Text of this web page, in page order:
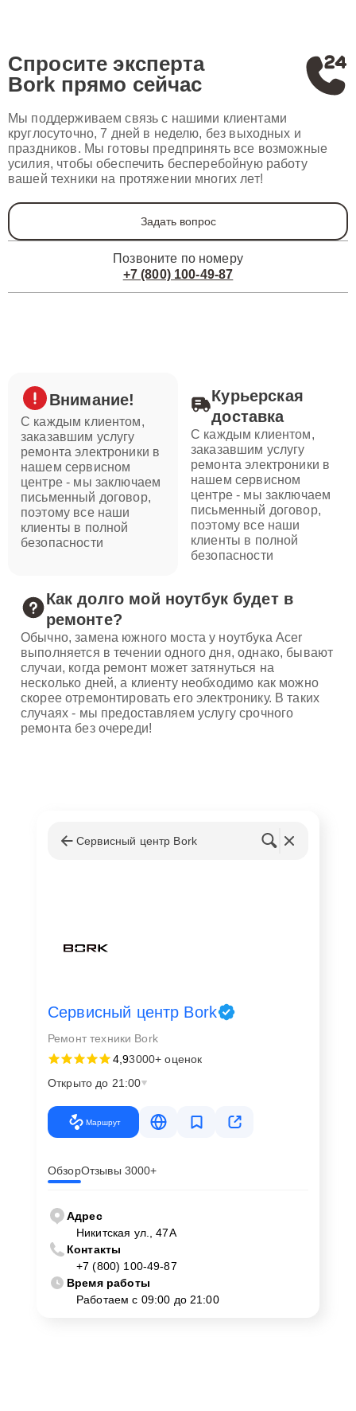
Спросите эксперта
Bork прямо сейчас
Мы поддерживаем связь с нашими клиентами
круглосуточно, 7 дней в неделю, без выходных и
праздников. Мы готовы предпринять все возможные
усилия, чтобы обеспечить бесперебойную работу
вашей техники на протяжении многих лет!
Задать вопрос
Позвоните по номеру
+7 (800) 100-49-87
Внимание!
С каждым клиентом,
заказавшим услугу
ремонта электроники в
нашем сервисном
центре - мы заключаем
письменный договор,
поэтому все наши
клиенты в полной
безопасности
Курьерская
доставка
С каждым клиентом,
заказавшим услугу
ремонта электроники в
нашем сервисном
центре - мы заключаем
письменный договор,
поэтому все наши
клиенты в полной
безопасности
Как долго мой ноутбук будет в
ремонте?
Обычно, замена южного моста у ноутбука Acer
выполняется в течении одного дня, однако, бывают
случаи, когда ремонт может затянуться на
несколько дней, а клиенту необходимо как можно
скорее отремонтировать его электронику. В таких
случаях - мы предоставляем услугу срочного
ремонта без очереди!
Сервисный центр Bork
Сервисный центр Bork
Ремонт техники Bork
4,93000+ оценок
Открыто до 21:00
Маршрут
ОбзорОтзывы 3000+
Адрес
Никитская ул., 47А
Контакты
+7 (800) 100-49-87
Время работы
Работаем с 09:00 до 21:00